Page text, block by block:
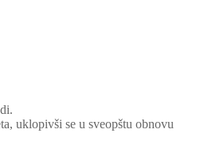
uklopivši se u sveopštu obnovu